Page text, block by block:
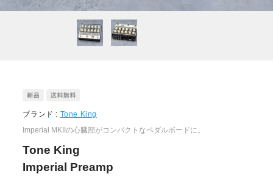
ブランド : Tone King
Imperial MKIIの心臓部がコンパクトなペダルボードに。
Tone King
Imperial Preamp